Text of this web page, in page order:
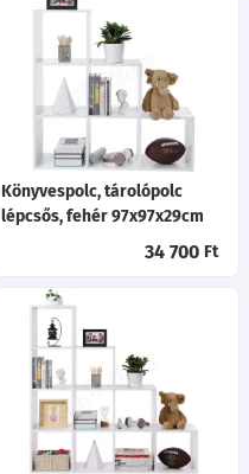
Könyvespolc, tárolópolc
lépcsős, fehér 97x97x29cm
34 700 Ft